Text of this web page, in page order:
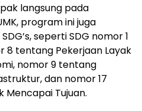
langsung pada
program ini juga
seperti SDG nomor 1
8 tentang Pekerjaan Layak
nomor 9 tentang
dan nomor 17
Tujuan.